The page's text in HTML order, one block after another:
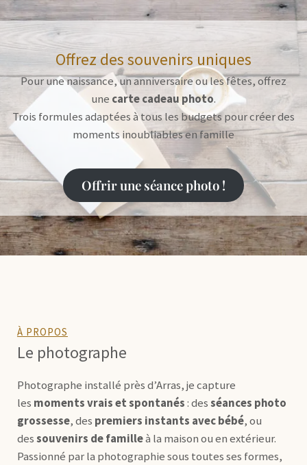
Offrez des souvenirs uniques
Pour une naissance, un anniversaire ou les fêtes, offrez
une carte cadeau photo.
Trois formules adaptées à tous les budgets pour créer des
moments inoubliables en famille
Offrir une séance photo !
À PROPOS
Le photographe
Photographe installé près d’Arras, je capture
les moments vrais et spontanés: desséances photo
grossesse, des premiers instants avec bébé, ou
dessouvenirs de familleà la maison ou en extérieur.
Passionné par la photographie sous toutes ses formes,